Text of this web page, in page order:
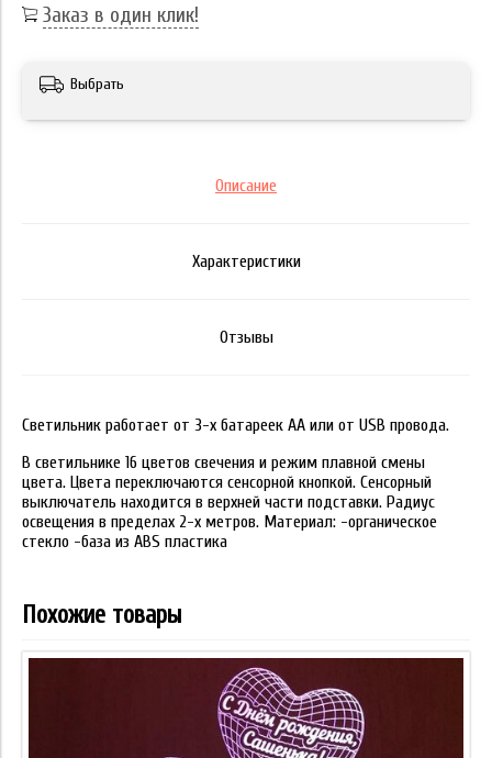
Заказ в один клик!
Выбрать
Описание
Характеристики
Отзывы
Светильник работает от 3-х батареек АА или от USB провода.
В светильнике 16 цветов свечения и режим плавной смены
цвета. Цвета переключаются сенсорной кнопкой. Сенсорный
выключатель находится в верхней части подставки. Радиус
освещения в пределах 2-х метров. Материал: -органическое
стекло -база из ABS пластика
Похожие товары